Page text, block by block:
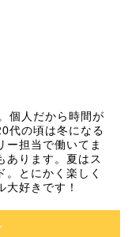
個人だから時間が
代の頃は冬になる
ー担当で働いてま
あります。夏はス
とにかく楽しく
好きです！